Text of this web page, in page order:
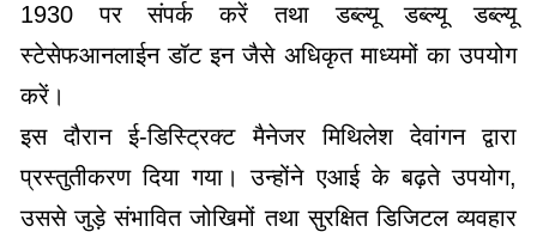
1930 पर संपर्क करें तथा डब्ल्यू डब्ल्यू डब्ल्यू
स्टेसेफआनलाईन डॉट इन जैसे अधिकृत माध्यमों का उपयोग
करें।
इस दौरान ई-डिस्ट्रिक्ट मैनेजर मिथिलेश देवांगन द्वारा
प्रस्तुतीकरण दिया गया। उन्होंने एआई के बढ़ते उपयोग,
उससे जुड़े संभावित जोखिमों तथा सुरक्षित डिजिटल व्यवहार